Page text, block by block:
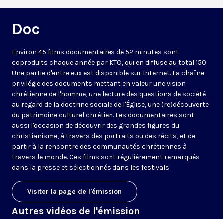
Doc
Environ 45 films documentaires de 52 minutes sont
coproduits chaque année par KTO, qui en diffuse au total 150.
Une partie d'entre eux est disponible sur Internet. La chaîne
privilégie des documents mettant en valeur une vision
chrétienne de l'homme, une lecture des questions de société
au regard de la doctrine sociale de l'Église, une (re)découverte
du patrimoine culturel chrétien. Les documentaires sont
aussi l'occasion de découvrir des grandes figures du
christianisme, à travers des portraits ou des récits, et de
partir à la rencontre des communautés chrétiennes à
travers le monde. Ces films sont régulièrement remarqués
dans la presse et sélectionnés dans les festivals.
Visiter la page de l'émission
Autres vidéos de l'émission